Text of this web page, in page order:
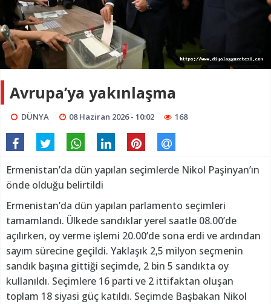
Avrupa’ya yakınlaşma
DÜNYA 08 Haziran 2026 - 10:02 168
Ermenistan’da dün yapılan seçimlerde Nikol Paşinyan’ın
önde olduğu belirtildi
Ermenistan’da dün yapılan parlamento seçimleri
tamamlandı. Ülkede sandıklar yerel saatle 08.00’de
açılırken, oy verme işlemi 20.00’de sona erdi ve ardından
sayım sürecine geçildi. Yaklaşık 2,5 milyon seçmenin
sandık başına gittiği seçimde, 2 bin 5 sandıkta oy
kullanıldı. Seçimlere 16 parti ve 2 ittifaktan oluşan
toplam 18 siyasi güç katıldı. Seçimde Başbakan Nikol